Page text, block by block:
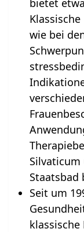
wie bei
Staatsbad
Seit um
klassische